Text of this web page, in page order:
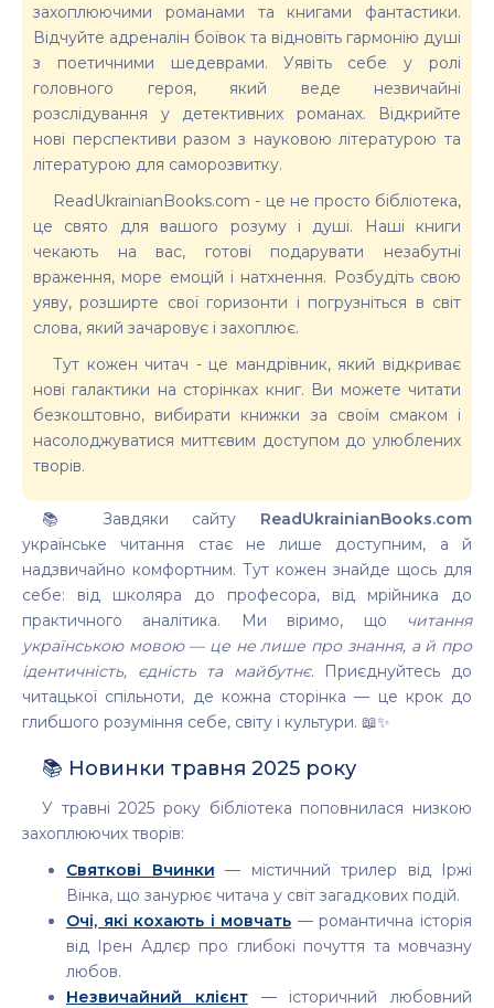
захоплюючими романами та книгами фантастики.
Відчуйте адреналін боївок та відновіть гармонію душі
з поетичними шедеврами. Уявіть себе у ролі
головного героя, який веде незвичайні
розслідування у детективних романах. Відкрийте
нові перспективи разом з науковою літературою та
літературою для саморозвитку.
ReadUkrainianBooks.com - це не просто бібліотека,
це свято для вашого розуму і душі. Наші книги
чекають на вас, готові подарувати незабутні
враження, море емоцій і натхнення. Розбудіть свою
уяву, розширте свої горизонти і погрузніться в світ
слова, який зачаровує і захоплює.
Тут кожен читач - це мандрівник, який відкриває
нові галактики на сторінках книг. Ви можете читати
безкоштовно, вибирати книжки за своїм смаком і
насолоджуватися миттєвим доступом до улюблених
творів.
📚 Завдяки сайту ReadUkrainianBooks.com
українське читання стає не лише доступним, а й
надзвичайно комфортним. Тут кожен знайде щось для
себе: від школяра до професора, від мрійника до
практичного аналітика. Ми віримо, що
читання
українською мовою — це не лише про знання, а й про
ідентичність, єдність та майбутнє. Приєднуйтесь до
читацької спільноти, де кожна сторінка — це крок до
глибшого розуміння себе, світу і культури. 📖✨
📚 Новинки травня 2025 року
У травні 2025 року бібліотека поповнилася низкою
захоплюючих творів:
Святкові Вчинки — містичний трилер від Іржі
Вінка, що занурює читача у світ загадкових подій.
Очі, які кохають і мовчать — романтична історія
від Ірен Адлєр про глибокі почуття та мовчазну
любов.
Незвичайний клієнт— історичний любовний